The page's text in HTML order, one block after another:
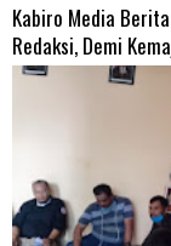
Kabiro Media
Redaksi, Demi